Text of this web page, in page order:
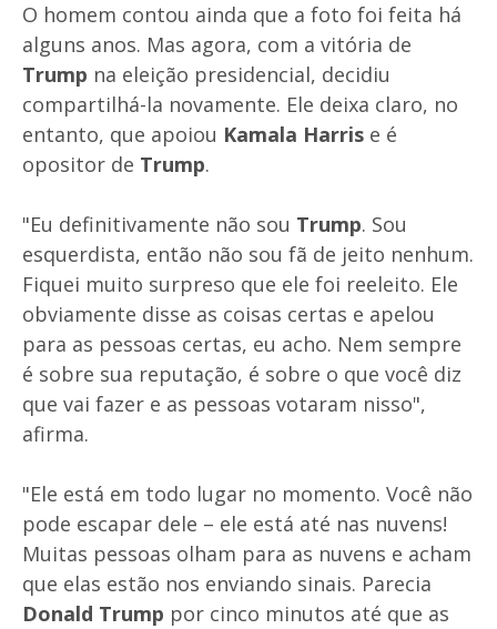
O homem contou ainda que a foto foi feita há
alguns anos. Mas agora, com a vitória de
Trump na eleição presidencial, decidiu
compartilhá-la novamente. Ele deixa claro, no
entanto, que apoiou Kamala Harris e é
opositor de Trump.
"Eu definitivamente não sou Trump. Sou
esquerdista, então não sou fã de jeito nenhum.
Fiquei muito surpreso que ele foi reeleito. Ele
obviamente disse as coisas certas e apelou
para as pessoas certas, eu acho. Nem sempre
é sobre sua reputação, é sobre o que você diz
que vai fazer e as pessoas votaram nisso",
afirma.
"Ele está em todo lugar no momento. Você não
pode escapar dele – ele está até nas nuvens!
Muitas pessoas olham para as nuvens e acham
que elas estão nos enviando sinais. Parecia
Donald Trump por cinco minutos até que as